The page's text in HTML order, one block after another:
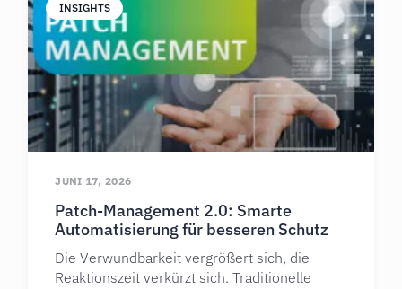
INSIGHTS
Patch-Management 2.0: Smarte
Automatisierung für besseren Schutz
Die Verwundbarkeit vergrößert sich, die
Reaktionszeit verkürzt sich. Traditionelle
JUNI 17, 2026